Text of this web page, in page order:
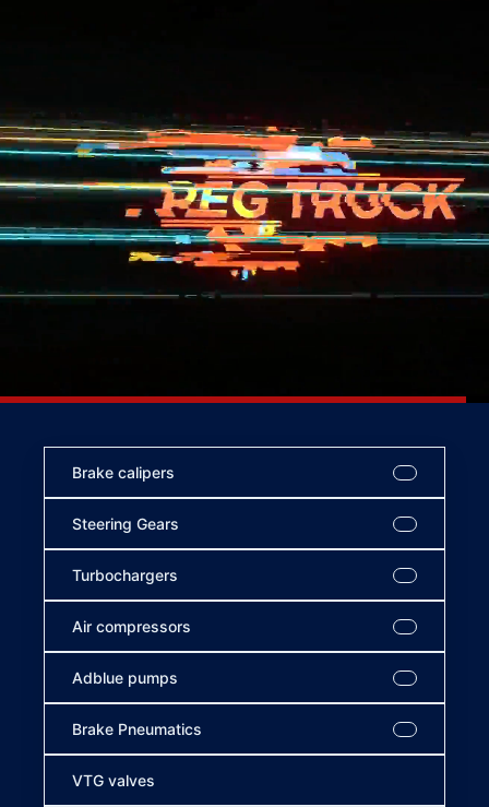
Brake calipers
Steering Gears
Turbochargers
Air compressors
Adblue pumps
Brake Pneumatics
VTG valves